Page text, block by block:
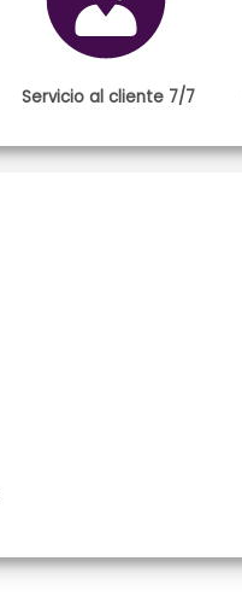
Servicio al cliente 7/7